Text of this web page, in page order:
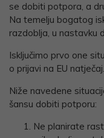
se dobiti potpora, a
Na temelju bogatog
razdoblja, u nastavku
Isključimo prvo one
o prijavi na EU natječaj.
Niže navedene
šansu dobiti potporu:
Ne planirate